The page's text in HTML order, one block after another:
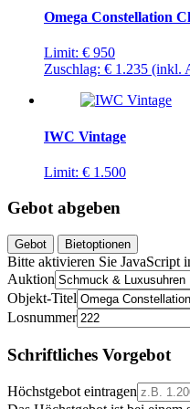
Omega Constellation
Limit: € 950
Zuschlag: € 1.235 (inkl.
IWC Vintage
Limit: € 1.500
Gebot abgeben
Gebot Bietoptionen
Bitte aktivieren Sie JavaScript
Auktion
Objekt-Titel
Losnummer
Schriftliches Vorgebot
Höchstgebot eintragen